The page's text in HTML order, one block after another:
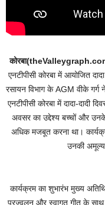
एनटीपीसी कोरबा में आयोजित
रसायन विभाग के AGM वीके गर्ग
एनटीपीसी कोरबा में दादा-दादी
अवसर का उद्देश्य बच्चों और
अधिक मजबूत करना था।
उनकी अमूल्य
कार्यक्रम का शुभारंभ मुख्य
प्रज्वलन और स्वागत गीत के साथ